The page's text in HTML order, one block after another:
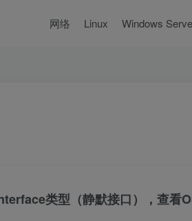
网络 Linux Windows
类型（静默接口），查看